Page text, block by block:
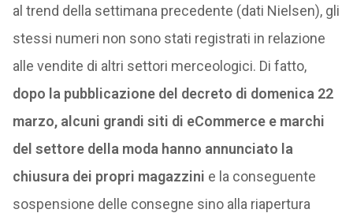
al trend della settimana precedente (dati Nielsen), gli
stessi numeri non sono stati registrati in relazione
alle vendite di altri settori merceologici. Di fatto,
dopo la pubblicazione del decreto di domenica 22
marzo, alcuni grandi siti di eCommerce e marchi
del settore della moda hanno annunciato la
chiusura dei propri magazzini e la conseguente
sospensione delle consegne sino alla riapertura